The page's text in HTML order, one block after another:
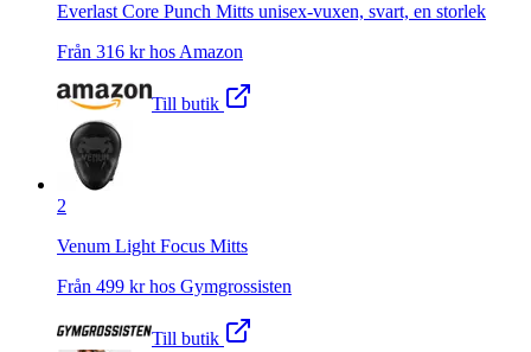
Everlast Core Punch Mitts unisex-vuxen, svart, en storlek
Från 316 kr hos Amazon
Till butik
2
Venum Light Focus Mitts
Från 499 kr hos Gymgrossisten
Till butik